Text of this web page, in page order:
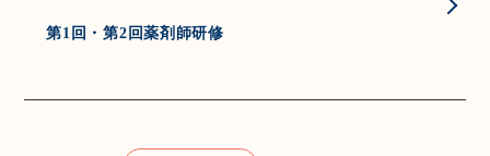
第1回・第2回薬剤師研修